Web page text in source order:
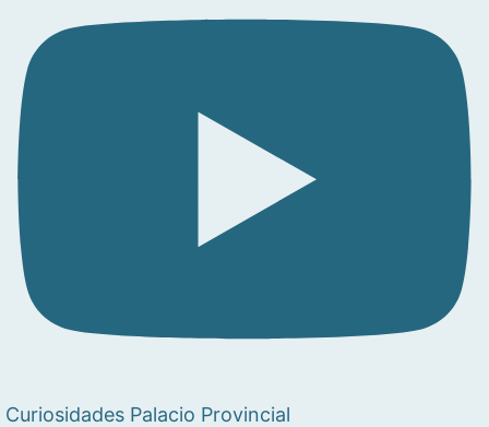
Curiosidades Palacio Provincial